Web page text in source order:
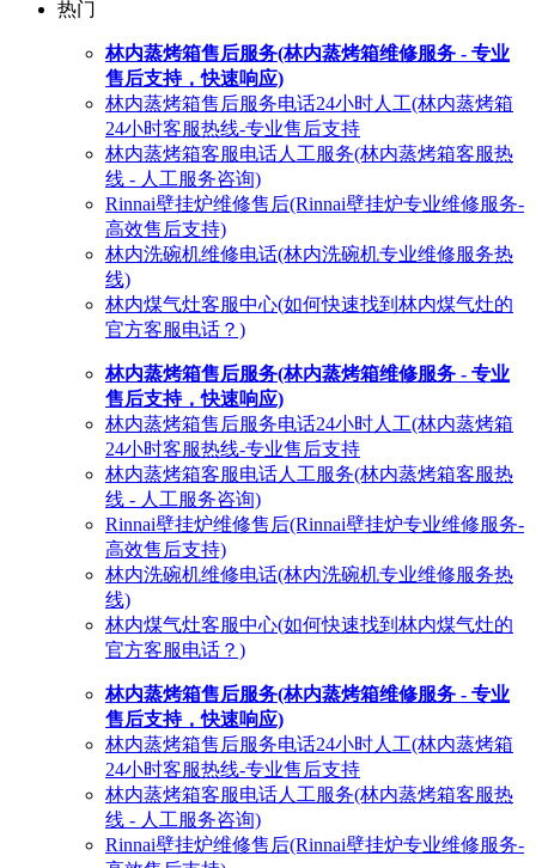
热门
林内蒸烤箱售后服务(林内蒸烤箱维修服务 - 专业
售后支持，快速响应)
林内蒸烤箱售后服务电话24小时人工(林内蒸烤箱
24小时客服热线-专业售后支持
林内蒸烤箱客服电话人工服务(林内蒸烤箱客服热
线 - 人工服务咨询)
Rinnai壁挂炉维修售后(Rinnai壁挂炉专业维修服务-
高效售后支持)
林内洗碗机维修电话(林内洗碗机专业维修服务热
线)
林内煤气灶客服中心(如何快速找到林内煤气灶的
官方客服电话？)
林内蒸烤箱售后服务(林内蒸烤箱维修服务 - 专业
售后支持，快速响应)
林内蒸烤箱售后服务电话24小时人工(林内蒸烤箱
24小时客服热线-专业售后支持
林内蒸烤箱客服电话人工服务(林内蒸烤箱客服热
线 - 人工服务咨询)
Rinnai壁挂炉维修售后(Rinnai壁挂炉专业维修服务-
高效售后支持)
林内洗碗机维修电话(林内洗碗机专业维修服务热
线)
林内煤气灶客服中心(如何快速找到林内煤气灶的
官方客服电话？)
林内蒸烤箱售后服务(林内蒸烤箱维修服务 - 专业
售后支持，快速响应)
林内蒸烤箱售后服务电话24小时人工(林内蒸烤箱
24小时客服热线-专业售后支持
林内蒸烤箱客服电话人工服务(林内蒸烤箱客服热
线 - 人工服务咨询)
Rinnai壁挂炉维修售后(Rinnai壁挂炉专业维修服务-